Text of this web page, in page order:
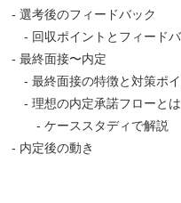
- 選考後のフィードバック
- 回収ポイントとフィードバ
- 最終面接〜内定
- 最終面接の特徴と対策ポ
- 理想の内定承諾フローとは
- ケーススタディで解説
- 内定後の動き